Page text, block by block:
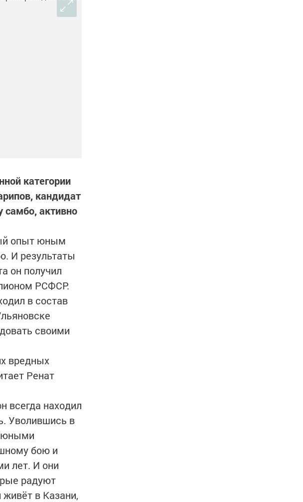
категории
кандидат
самбо, активно
опыт юным
И результаты
он получил
РСФСР.
в состав
своими
вредных
Ренат
всегда находил
Уволившись в
юными
бою и
лет. И они
радуют
в Казани,